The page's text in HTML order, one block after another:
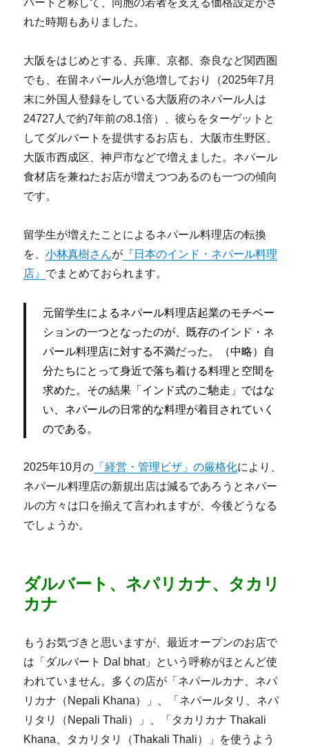
バートと称して、同胞の若者を支える価格設定がさ
れた時期もありました。
大阪をはじめとする、兵庫、京都、奈良など関西圏
でも、在留ネパール人が急増しており（2025年7月
末に外国人登録をしている大阪府のネパール人は
24727人で約7年前の8.1倍）、彼らをターゲットと
してダルバートを提供するお店も、大阪市生野区、
大阪市西成区、神戸市などで増えました。ネパール
食材店を兼ねたお店が増えつつあるのも一つの傾向
です。
留学生が増えたことによるネパール料理店の転換
を、小林真樹さんが 『日本のインド・ネパール料理
店』 でまとめておられます。
元留学生によるネパール料理店起業のモチベー
ションの一つとなったのが、既存のインド・ネ
パール料理店に対する不満だった。（中略）自
分たちにとって身近で落ち着ける料理と空間を
求めた。その結果「インド式のご馳走」ではな
い、ネパールの日常的な料理が着目されていく
のである。
2025年10月の 「経営・管理ビザ」の厳格化により、
ネパール料理店の新規出店は減るであろうとネパー
ルの方々は口を揃えて言われますが、今後どうなる
でしょうか。
ダルバート、ネパリカナ、タカリ
カナ
もうお気づきと思いますが、最近オープンのお店で
は「ダルバート Dal bhat」という呼称がほとんど使
われていません。多くの店が「ネパールカナ、ネパ
リカナ（Nepali Khana）」、「ネパールタリ、ネパ
リタリ（Nepali Thali）」、「タカリカナ Thakali
Khana、タカリタリ（Thakali Thali）」を使うよう